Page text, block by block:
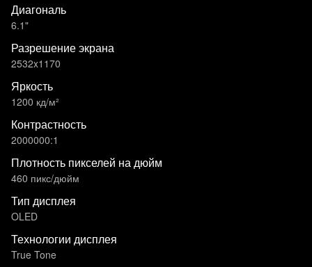
Диагональ
6.1"
Разрешение экрана
2532x1170
Яркость
1200 кд/м²
Контрастность
2000000:1
Плотность пикселей на дюйм
460 пикс/дюйм
Тип дисплея
OLED
Технологии дисплея
True Tone